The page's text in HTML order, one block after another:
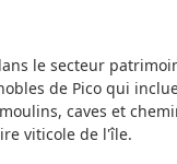
le secteur
de Pico qui
caves et
viticole de l'île.